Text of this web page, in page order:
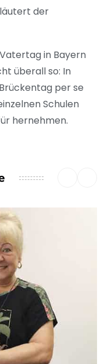
der
in Bayern
überall so: In
per se
Schulen
hernehmen.